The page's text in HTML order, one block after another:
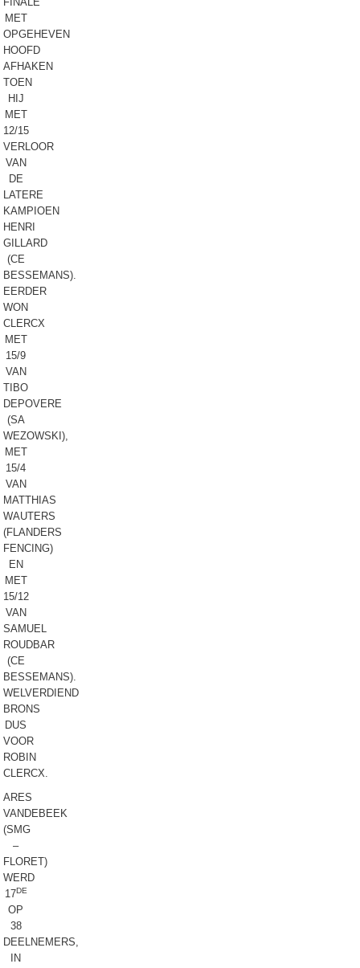
MET
OPGEHEVEN
HOOFD
AFHAKEN
TOEN
HIJ
MET
12/15
VERLOOR
VAN
DE
LATERE
KAMPIOEN
HENRI
GILLARD
(CE
BESSEMANS).
EERDER
WON
CLERCX
MET
15/9
VAN
TIBO
DEPOVERE
(SA
WEZOWSKI),
MET
15/4
VAN
MATTHIAS
WAUTERS
(FLANDERS
FENCING)
EN
MET
15/12
VAN
SAMUEL
ROUDBAR
(CE
BESSEMANS).
WELVERDIEND
BRONS
DUS
VOOR
ROBIN
CLERCX.
ARES
VANDEBEEK
(SMG
–
FLORET)
WERD
17DE
OP
38
DEELNEMERS,
IN